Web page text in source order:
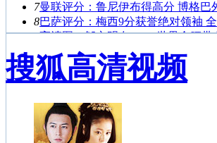
7曼联评分：鲁尼伊布得高分 博格巴
8巴萨评分：梅西9分获誉绝对领袖
9高清图：邹市明夺WBO世界金腰带
10 女排第2轮最佳：浙江3将帅登榜 张
1鲁能客场0-1武里南联 末轮赢球未必
3曝火箭仍觊觎第三位巨星 帕帅书豪
4库卡：相信球队会出线 质疑我战术
5国王杯-内少失必进球贝尔绝杀 皇马
搜狐高清视频